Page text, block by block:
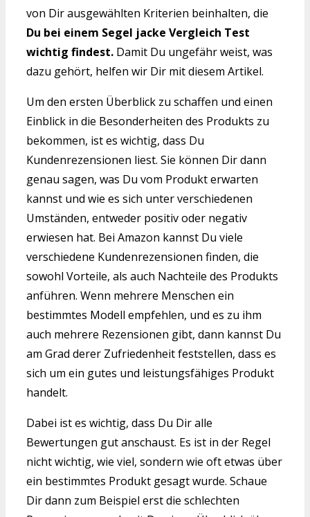
von Dir ausgewählten Kriterien beinhalten, die
Du bei einem Segel jacke Vergleich Test
wichtig findest. Damit Du ungefähr weist, was
dazu gehört, helfen wir Dir mit diesem Artikel.
Um den ersten Überblick zu schaffen und einen
Einblick in die Besonderheiten des Produkts zu
bekommen, ist es wichtig, dass Du
Kundenrezensionen liest. Sie können Dir dann
genau sagen, was Du vom Produkt erwarten
kannst und wie es sich unter verschiedenen
Umständen, entweder positiv oder negativ
erwiesen hat. Bei Amazon kannst Du viele
verschiedene Kundenrezensionen finden, die
sowohl Vorteile, als auch Nachteile des Produkts
anführen. Wenn mehrere Menschen ein
bestimmtes Modell empfehlen, und es zu ihm
auch mehrere Rezensionen gibt, dann kannst Du
am Grad derer Zufriedenheit feststellen, dass es
sich um ein gutes und leistungsfähiges Produkt
handelt.
Dabei ist es wichtig, dass Du Dir alle
Bewertungen gut anschaust. Es ist in der Regel
nicht wichtig, wie viel, sondern wie oft etwas über
ein bestimmtes Produkt gesagt wurde. Schaue
Dir dann zum Beispiel erst die schlechten